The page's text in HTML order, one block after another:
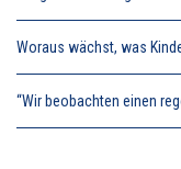
Woraus wächst, was
“Wir beobachten einen